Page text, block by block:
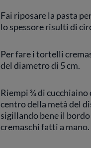
Fai riposare la pasta
lo spessore risulti di
Per fare i tortelli
del diametro di 5 cm.
Riempi ¾ di cucchiaino
centro della metà del
sigillando bene il
cremaschi fatti a mano.